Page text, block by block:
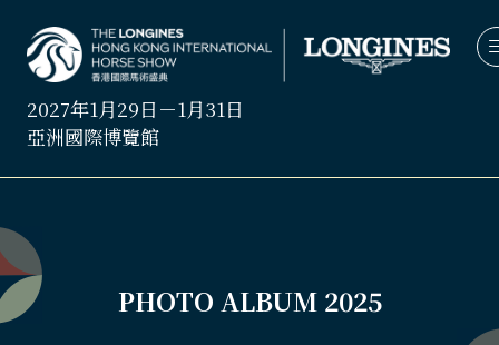
2027年1月29日－1月31日
亞洲國際博覽館
PHOTO ALBUM 2025